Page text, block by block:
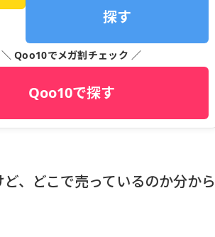
探す
＼ Qoo10でメガ割チェック ／
Qoo10で探す
、どこで売っているのか分から